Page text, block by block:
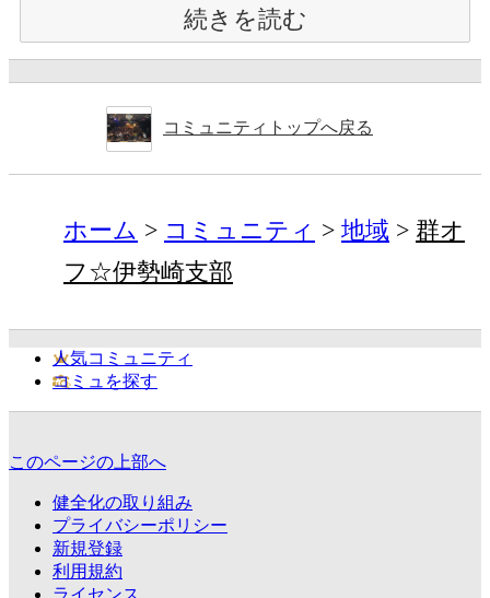
続きを読む
コミュニティトップへ戻る
ホーム コミュニティ 地域
群オ
フ☆伊勢崎支部
人気コミュニティ
コミュを探す
このページの上部へ
健全化の取り組み
プライバシーポリシー
新規登録
利用規約
ライセンス